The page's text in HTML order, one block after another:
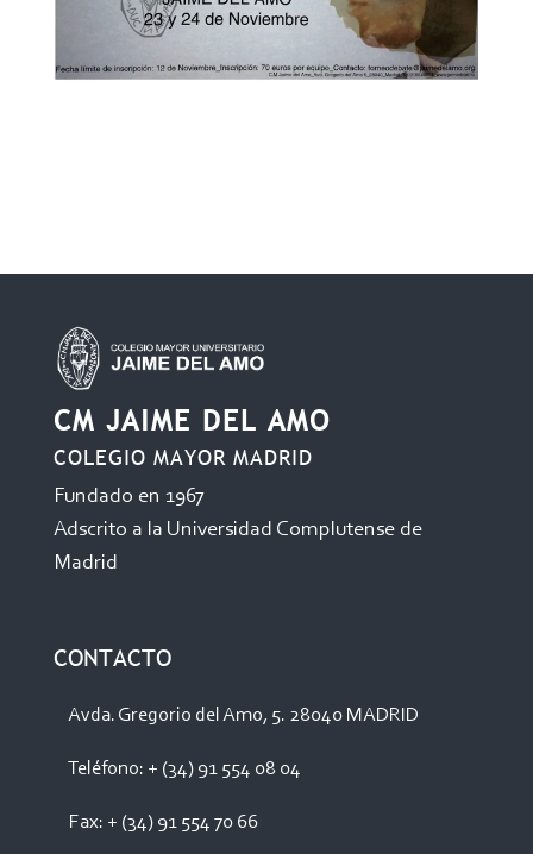
CM JAIME DEL AMO
COLEGIO MAYOR MADRID
Fundado en 1967
Adscrito a la Universidad Complutense de
Madrid
CONTACTO
Avda. Gregorio del Amo, 5. 28040 MADRID
Teléfono: + (34) 91 554 08 04
Fax: + (34) 91 554 70 66